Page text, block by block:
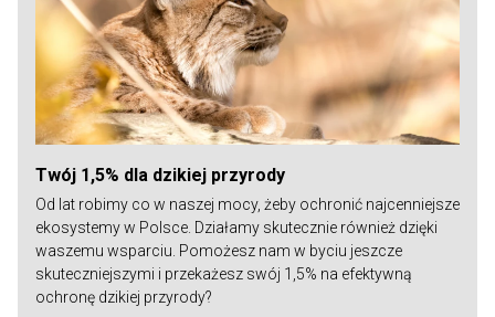
Twój 1,5% dla dzikiej przyrody
Od lat robimy co w naszej mocy, żeby ochronić najcenniejsze
ekosystemy w Polsce. Działamy skutecznie również dzięki
waszemu wsparciu. Pomożesz nam w byciu jeszcze
skuteczniejszymi i przekażesz swój 1,5% na efektywną
ochronę dzikiej przyrody?